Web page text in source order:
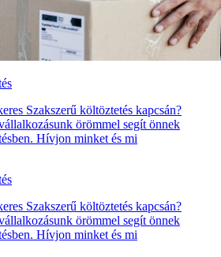
Szakszerű költöztetés kapcsán?
örömmel segít önnek
Hívjon minket és mi
Szakszerű költöztetés kapcsán?
örömmel segít önnek
Hívjon minket és mi